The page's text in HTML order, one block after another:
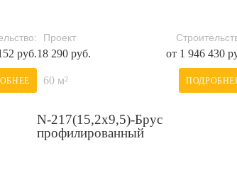
руб.
Проект
18 290 руб. от 1 946 430
60 м²
N-217(15,2x9,5)-Брус
профилированный